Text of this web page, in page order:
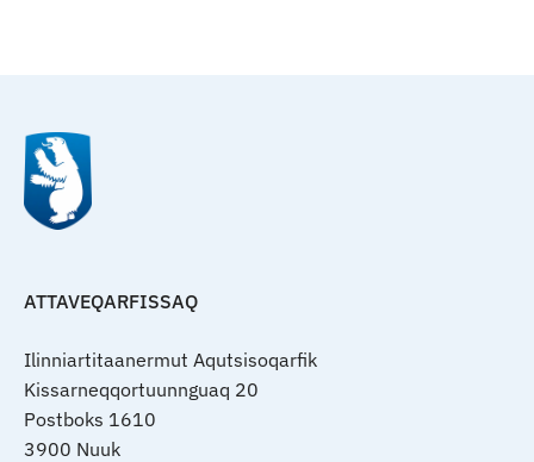
ATTAVEQARFISSAQ
Ilinniartitaanermut Aqutsisoqarfik
Kissarneqqortuunnguaq 20
Postboks 1610
3900 Nuuk